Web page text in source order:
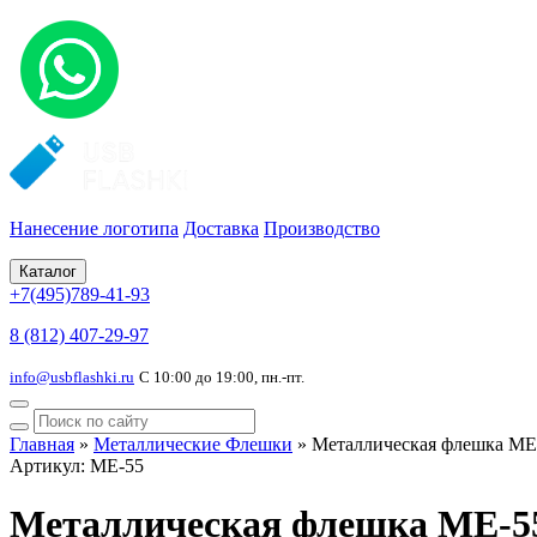
Нанесение логотипа Доставка Производство
Каталог
+7(495)789-41-93
8 (812) 407-29-97
info@usbflashki.ru С 10:00 до 19:00, пн.-пт.
Главная » Металлические Флешки » Металлическая флешка
Артикул: ME-55
Металлическая флешка ME-